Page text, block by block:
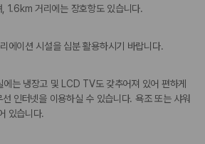
1.6km 거리에는 장호항도 있습니다.
에이션 시설을 십분 활용하시기 바랍니다.
는 냉장고 및 LCD TV도 갖추어져 있어 편하게
인터넷을 이용하실 수 있습니다. 욕조 또는 샤워
있습니다.